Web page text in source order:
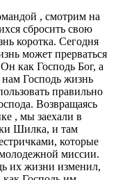
, смотрим на
сбросить свою
коротка. Сегодня
может прерваться
как Господь Бог, а
Господь жизнь
правильно
Возвращаясь
, мы заехали в
Шилка, и там
которые
миссии.
их жизни изменил,